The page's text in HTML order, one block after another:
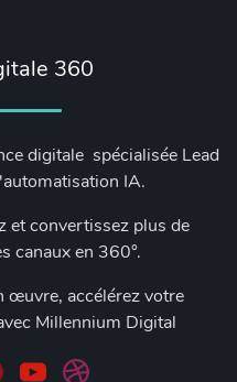
360
digitale spécialisée Lead
IA.
et convertissez plus de
canaux en 360°.
œuvre, accélérez votre
Millennium Digital